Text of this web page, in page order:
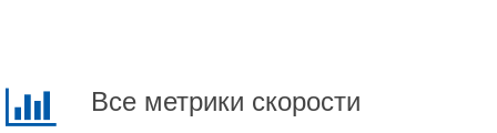
Все метрики скорости